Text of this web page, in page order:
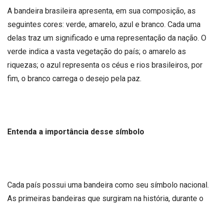
A bandeira brasileira apresenta, em sua composição, as
seguintes cores: verde, amarelo, azul e branco. Cada uma
delas traz um significado e uma representação da nação. O
verde indica a vasta vegetação do país; o amarelo as
riquezas; o azul representa os céus e rios brasileiros, por
fim, o branco carrega o desejo pela paz.
Entenda a importância desse símbolo
Cada país possui uma bandeira como seu símbolo nacional.
As primeiras bandeiras que surgiram na história, durante o